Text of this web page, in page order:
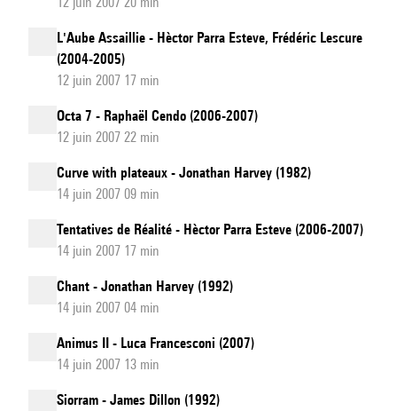
L'Aube Assaillie - Hèctor Parra Esteve, Frédéric Lescure
(2004-2005)
12 juin 2007 17 min
Octa 7 - Raphaël Cendo (2006-2007)
12 juin 2007 22 min
Curve with plateaux - Jonathan Harvey (1982)
14 juin 2007 09 min
Tentatives de Réalité - Hèctor Parra Esteve (2006-2007)
14 juin 2007 17 min
Chant - Jonathan Harvey (1992)
14 juin 2007 04 min
Animus II - Luca Francesconi (2007)
14 juin 2007 13 min
Siorram - James Dillon (1992)